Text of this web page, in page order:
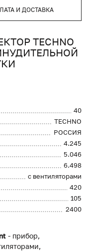
И ДОСТАВКА
TECHNO
40
TECHNO
РОССИЯ
4.245
5.046
6.498
с вентиляторами
420
105
2400
- прибор,